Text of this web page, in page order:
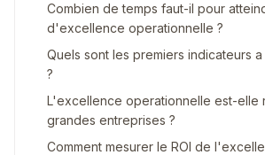
Combien de temps faut-il pour
d'excellence operationnelle ?
Quels sont les premiers indicateurs
?
L'excellence operationnelle est-elle
grandes entreprises ?
Comment mesurer le ROI de